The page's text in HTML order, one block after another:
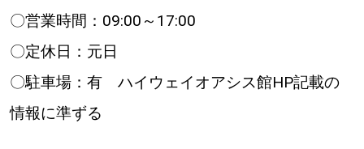
〇営業時間：09:00～17:00
〇定休日：元日
〇駐車場：有 ハイウェイオアシス館HP記載の
情報に準ずる